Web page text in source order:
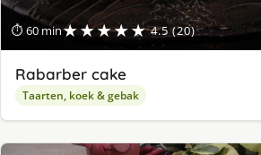
⏱ 60 min★★★★★ 4.5 (20)
Rabarber cake
Taarten, koek & gebak